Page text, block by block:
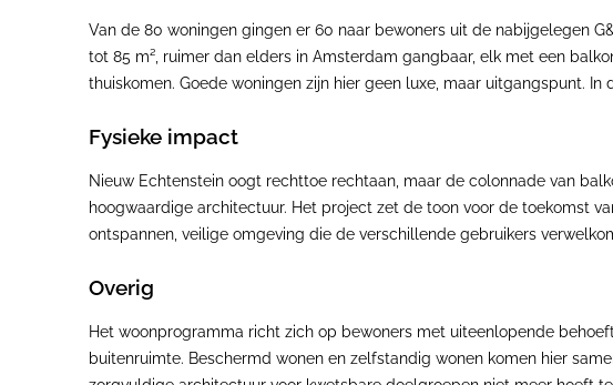
Van de 80 woningen gingen er 60 naar bewoners uit de nabijgelegen
tot 85 m², ruimer dan elders in Amsterdam gangbaar, elk met een
thuiskomen. Goede woningen zijn hier geen luxe, maar uitgangspunt.
Fysieke impact
Nieuw Echtenstein oogt rechttoe rechtaan, maar de colonnade van
hoogwaardige architectuur. Het project zet de toon voor de toekomst
ontspannen, veilige omgeving die de verschillende gebruikers
Overig
Het woonprogramma richt zich op bewoners met uiteenlopende
buitenruimte. Beschermd wonen en zelfstandig wonen komen hier